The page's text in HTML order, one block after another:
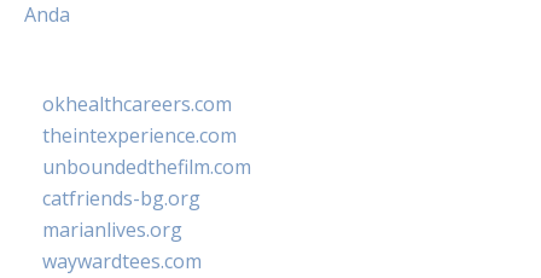
Anda
okhealthcareers.com
theintexperience.com
unboundedthefilm.com
catfriends-bg.org
marianlives.org
waywardtees.com